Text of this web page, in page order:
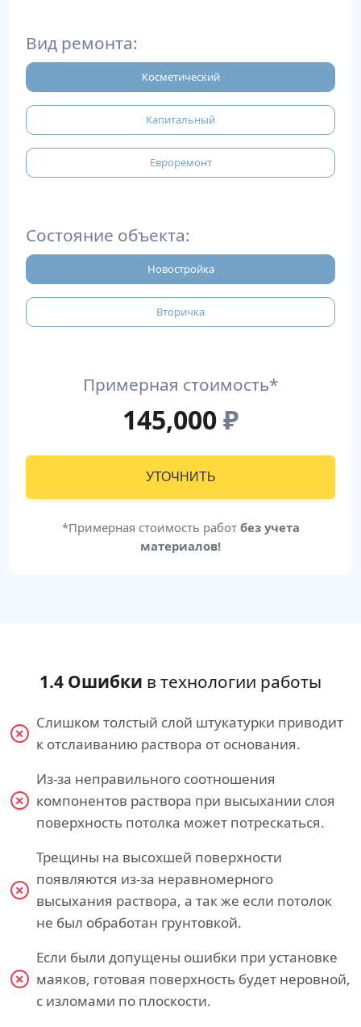
Вид ремонта:
Косметический
Капитальный
Евроремонт
Состояние объекта:
Новостройка
Вторичка
Примерная стоимость*
145,000₽
УТОЧНИТЬ
*Примерная стоимость работ без учета
материалов!
1.4 Ошибки в технологии работы
Слишком толстый слой штукатурки приводит
к отслаиванию раствора от основания.
Из-за неправильного соотношения
компонентов раствора при высыхании слоя
поверхность потолка может потрескаться.
Трещины на высохшей поверхности
появляются из-за неравномерного
высыхания раствора, а так же если потолок
не был обработан грунтовкой.
Если были допущены ошибки при установке
маяков, готовая поверхность будет неровной,
с изломами по плоскости.